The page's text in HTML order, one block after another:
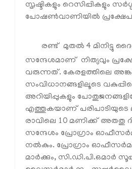
സൃഷ്ടികളും റെസിപ്പികളും
പോഷണ്‍വാണിയില്‍
രണ്ട് മുതല്‍ 4 മിനിട്ടു
സന്ദേശമാണ് നിത്യവും
വരുന്നത്. കേരളത്തിലെ
സംവിധാനങ്ങളിലൂടെ
അറിയിപ്പുകളും
എത്തുകയാണ് പരിപാടിയുടെ
രാവിലെ 10 മണിക്ക് അതതു
സന്ദേശം പ്രോഗ്രാം
നല്‍കും. പ്രോഗ്രാം
മാര്‍ക്കും, സി.ഡി.പി.ഒമാര്‍